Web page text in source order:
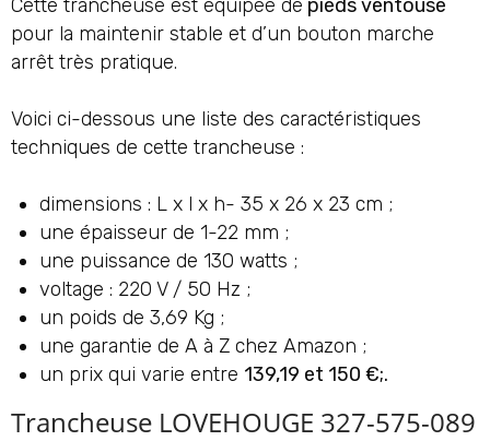
Cette trancheuse est équipée de pieds ventouse
pour la maintenir stable et d’un bouton marche
arrêt très pratique.
Voici ci-dessous une liste des caractéristiques
techniques de cette trancheuse :
dimensions : L x l x h- 35 x 26 x 23 cm ;
une épaisseur de 1-22 mm ;
une puissance de 130 watts ;
voltage : 220 V / 50 Hz ;
un poids de 3,69 Kg ;
une garantie de A à Z chez Amazon ;
un prix qui varie entre 139,19 et 150 €;.
Trancheuse LOVEHOUGE 327-575-089